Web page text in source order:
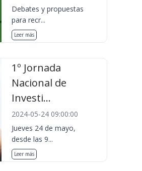
Debates y propuestas
para recr...
Leer más
1º Jornada
Nacional de
Investi...
2024-05-24 09:00:00
Jueves 24 de mayo,
desde las 9...
Leer más